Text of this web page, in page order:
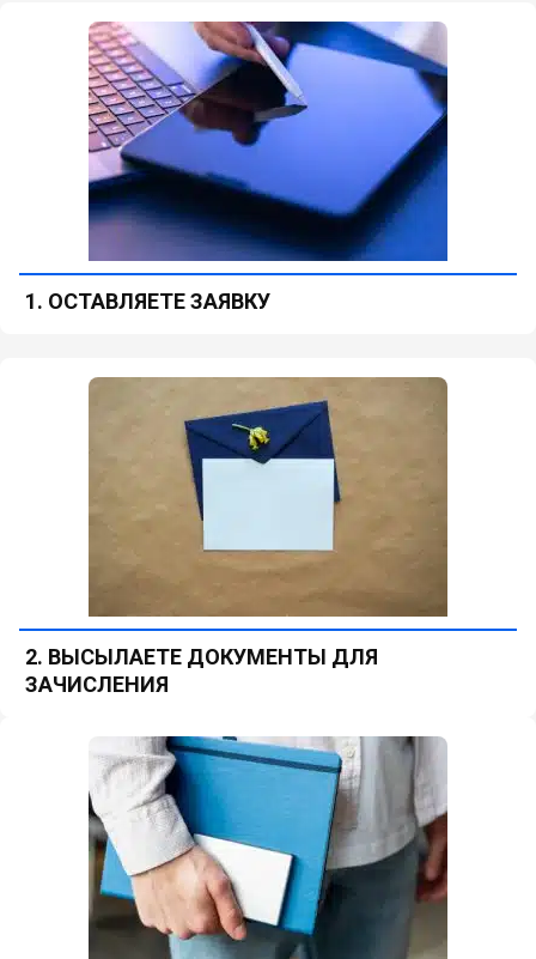
1. ОСТАВЛЯЕТЕ ЗАЯВКУ
2. ВЫСЫЛАЕТЕ ДОКУМЕНТЫ ДЛЯ
ЗАЧИСЛЕНИЯ